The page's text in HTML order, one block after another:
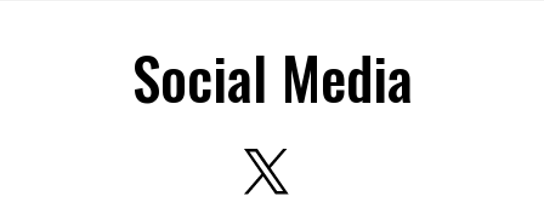
Social Media